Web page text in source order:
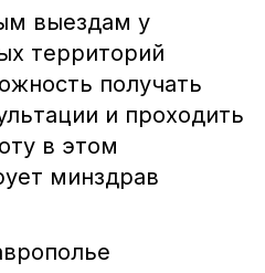
выездам у
территорий
получать
и проходить
в этом
минздрав